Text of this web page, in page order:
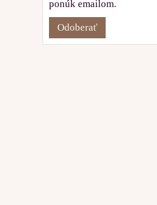
ponúk emailom.
Odoberať